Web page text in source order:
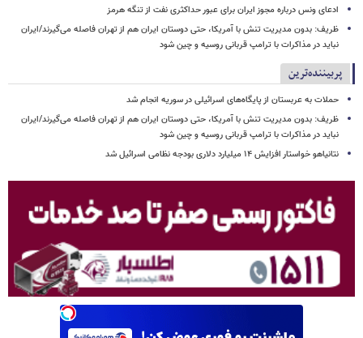
ادعای ونس درباره مجوز ایران برای عبور حداکثری نفت از تنگه هرمز
ظریف: بدون مدیریت تنش با آمریکا، حتی دوستان ایران هم از تهران فاصله می‌گیرند/ایران
نباید در مذاکرات با ترامپ قربانی روسیه و چین شود
پربیننده‌ترین
حملات به عربستان از پایگاه‌های اسرائیلی در سوریه انجام شد
ظریف: بدون مدیریت تنش با آمریکا، حتی دوستان ایران هم از تهران فاصله می‌گیرند/ایران
نباید در مذاکرات با ترامپ قربانی روسیه و چین شود
نتانیاهو خواستار افزایش ۱۴ میلیارد دلاری بودجه نظامی اسرائیل شد